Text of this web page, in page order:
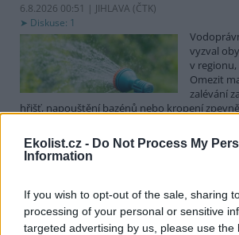
Ekolist.cz - Do Not Process My
Information
If you wish to opt-out of the sale, sharing
processing of your personal or sensitive
targeted advertising by us, please use the
6.8.2026 00:51 | JIHLAVA (ČTK)
Diskuse: 1
vyzval
v
Omezit
zalévání
hřišť, napouštění bazénů nebo kropení
kontrolovat povolené odběry. Výzva k šetření
všechny obce spadající pod Jihlavu jako obec s
působností.
Celníci odhalili gang překupníků
stovku ptáků